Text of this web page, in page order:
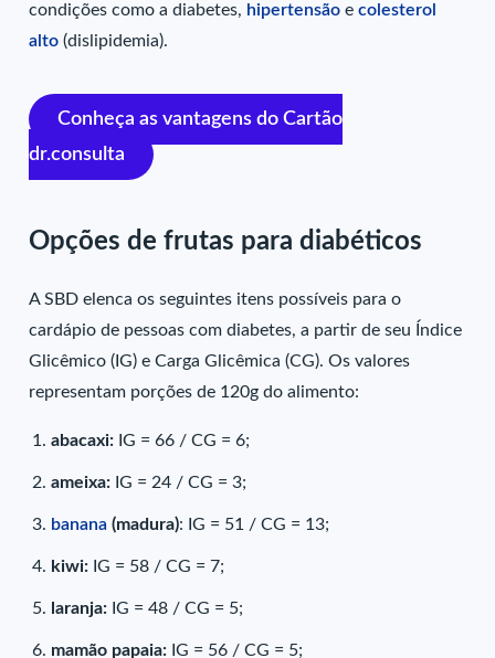
condições como a diabetes, hipertensãoecolesterol
alto (dislipidemia).
Conheça as vantagens do Cartão
dr.consulta
Opções de frutas para diabéticos
A SBD elenca os seguintes itens possíveis para o
cardápio de pessoas com diabetes, a partir de seu Índice
Glicêmico (IG) e Carga Glicêmica (CG). Os valores
representam porções de 120g do alimento:
abacaxi: IG = 66 / CG = 6;
ameixa: IG = 24 / CG = 3;
banana (madura): IG = 51 / CG = 13;
kiwi: IG = 58 / CG = 7;
laranja: IG = 48 / CG = 5;
mamão papaia: IG = 56 / CG = 5;